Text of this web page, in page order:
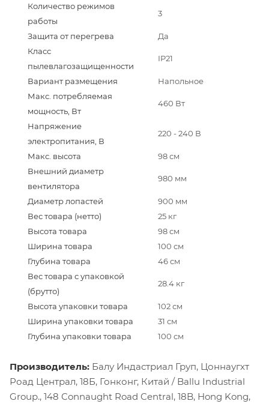
Количество режимов
работы
3
Защита от перегрева
Да
Класс
пылевлагозащищенности
IP21
Вариант размещения
Напольное
Макс. потребляемая
мощность, Вт
460 Вт
Напряжение
электропитания, В
220 - 240 В
Макс. высота
98 см
Внешний диаметр
вентилятора
980 мм
Диаметр лопастей
900 мм
Вес товара (нетто)
25 кг
Высота товара
98 см
Ширина товара
100 см
Глубина товара
46 см
Вес товара с упаковкой
(брутто)
28.4 кг
Высота упаковки товара
102 см
Ширина упаковки товара
31 см
Глубина упаковки товара
100 см
Производитель: Балу Индастриал Груп, Цоннаугхт
Роад Централ, 18Б, Гонконг, Китай / Ballu Industrial
Group., 148 Connaught Road Central, 18B, Hong Kong,